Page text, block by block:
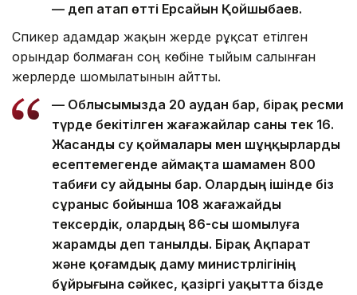
— деп атап өтті Ерсайын Қойшыбаев.
Спикер адамдар жақын жерде рұқсат етілген
орындар болмаған соң көбіне тыйым салынған
жерлерде шомылатынын айтты.
— Облысымызда 20 аудан бар, бірақ ресми
түрде бекітілген жағажайлар саны тек 16.
Жасанды су қоймалары мен шұңқырларды
есептемегенде аймақта шамамен 800
табиғи су айдыны бар. Олардың ішінде біз
сұраныс бойынша 108 жағажайды
тексердік, олардың 86-сы шомылуға
жарамды деп танылды. Бірақ Ақпарат
және қоғамдық даму министрлігінің
бұйрығына сәйкес, қазіргі уақытта бізде